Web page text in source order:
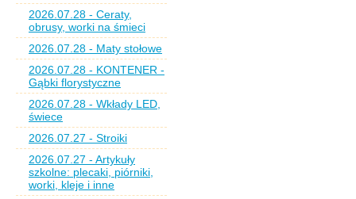
2026.07.28 - Ceraty,
obrusy, worki na śmieci
2026.07.28 - Maty stołowe
2026.07.28 - KONTENER -
Gąbki florystyczne
2026.07.28 - Wkłady LED,
świece
2026.07.27 - Stroiki
2026.07.27 - Artykuły
szkolne: plecaki, piórniki,
worki, kleje i inne